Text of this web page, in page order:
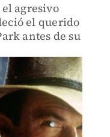
agresivo
el querido
antes de su